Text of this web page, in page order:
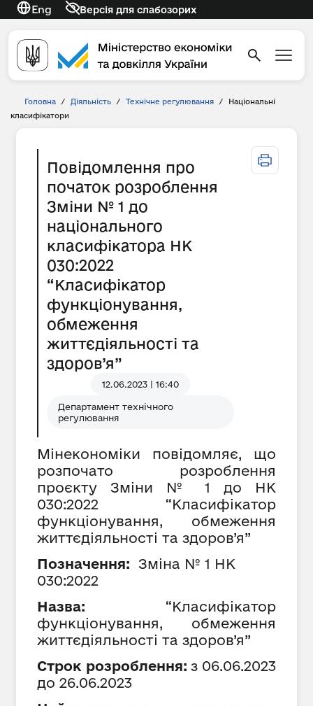
Eng Версія для слабозорих
Головна / Діяльність / Технічне регулювання /
Національні
класифікатори
Повідомлення про
початок розроблення
Зміни № 1 до
національного
класифікатора НК
030:2022
“Класифікатор
функціонування,
обмеження
життєдіяльності та
здоров’я”
12.06.2023 | 16:40
Департамент технічного
регулювання
Мінекономіки повідомляє, що
розпочато розроблення
проєкту Зміни № 1 до НК
030:2022 “Класифікатор
функціонування, обмеження
життєдіяльності та здоров’я”
Позначення: Зміна № 1 НК
030:2022
Назва:
“Класифікатор
функціонування, обмеження
життєдіяльності та здоров’я”
Строк розроблення: з 06.06.2023
до 26.06.2023